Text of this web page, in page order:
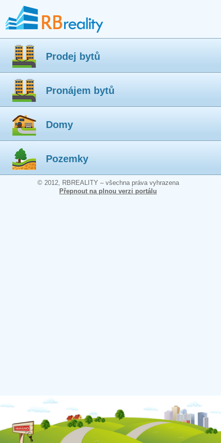
Prodej bytů
Pronájem bytů
Domy
Pozemky
© 2012, RBREALITY – všechna práva vyhrazena
Přepnout na plnou verzi portálu